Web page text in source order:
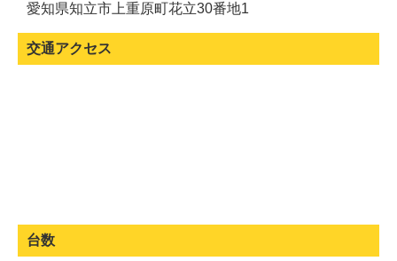
愛知県知立市上重原町花立30番地1
交通アクセス
台数